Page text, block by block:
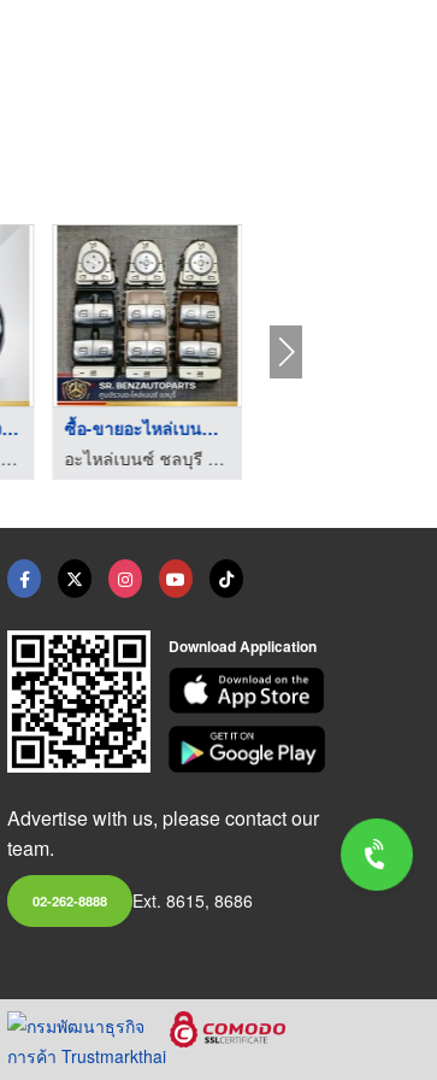
อะไหล่เบนซ์ มือสอง ช ...
อะไหล่เบนซ์ ชลบุรี - เบนซ์ศิริ
ซื้อ-ขายอะไหล่เบนซ์แ ...
อะไหล่เบนซ์ ชลบุรี - เบนซ์ศิริ
Download Application
Advertise with us, please contact our
team.
02-262-8888 Ext. 8615, 8686